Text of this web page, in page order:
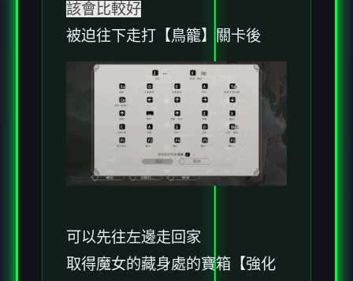
該會比較好
被迫往下走打【鳥籠】關卡後
可以先往左邊走回家
取得魔女的藏身處的寶箱【強化